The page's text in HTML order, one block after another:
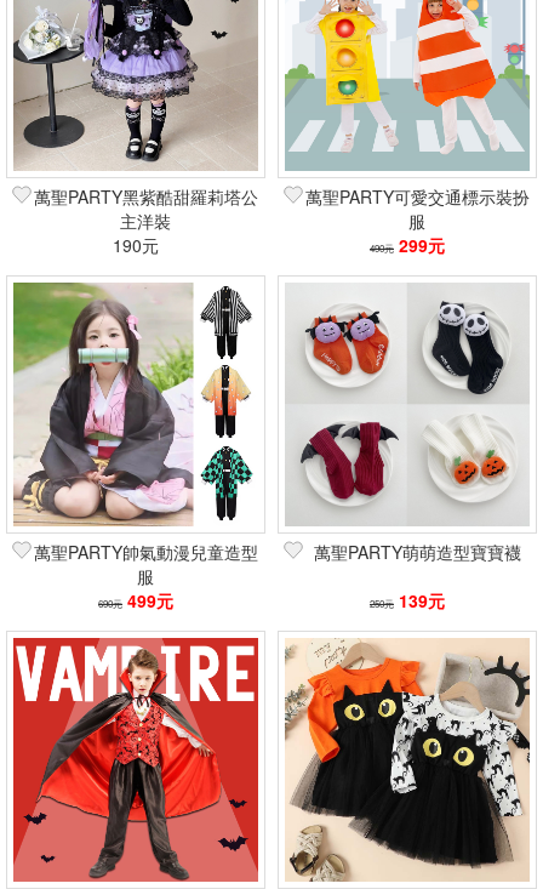
萬聖PARTY黑紫酷甜羅莉塔公
主洋裝
190元
萬聖PARTY可愛交通標示裝扮
服
490元 299元
萬聖PARTY帥氣動漫兒童造型
服
690元 499元
萬聖PARTY萌萌造型寶寶襪
250元 139元